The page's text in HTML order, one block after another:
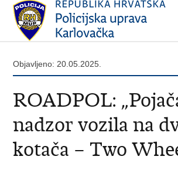
Objavljeno: 20.05.2025.
ROADPOL:
nadzor vozila na
kotača – Two